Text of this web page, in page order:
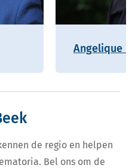
Angelique
de regio en helpen
Bel ons om de